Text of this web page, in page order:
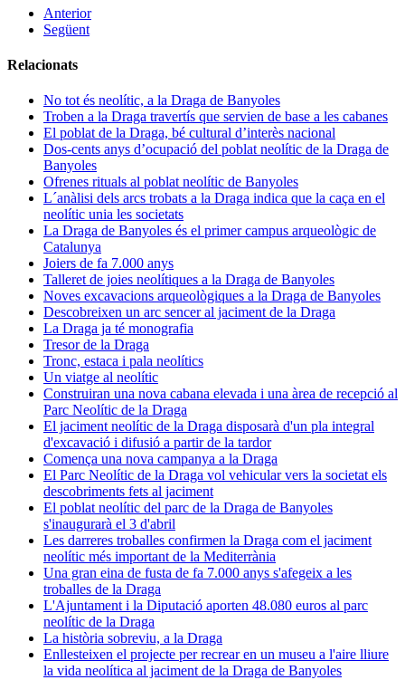
Anterior
Següent
Relacionats
No tot és neolític, a la Draga de Banyoles
Troben a la Draga travertís que servien de base a les cabanes
El poblat de la Draga, bé cultural d’interès nacional
Dos-cents anys d’ocupació del poblat neolític de la Draga de
Banyoles
Ofrenes rituals al poblat neolític de Banyoles
L´anàlisi dels arcs trobats a la Draga indica que la caça en el
neolític unia les societats
La Draga de Banyoles és el primer campus arqueològic de
Catalunya
Joiers de fa 7.000 anys
Talleret de joies neolítiques a la Draga de Banyoles
Noves excavacions arqueològiques a la Draga de Banyoles
Descobreixen un arc sencer al jaciment de la Draga
La Draga ja té monografia
Tresor de la Draga
Tronc, estaca i pala neolítics
Un viatge al neolític
Construiran una nova cabana elevada i una àrea de recepció al
Parc Neolític de la Draga
El jaciment neolític de la Draga disposarà d'un pla integral
d'excavació i difusió a partir de la tardor
Comença una nova campanya a la Draga
El Parc Neolític de la Draga vol vehicular vers la societat els
descobriments fets al jaciment
El poblat neolític del parc de la Draga de Banyoles
s'inaugurarà el 3 d'abril
Les darreres troballes confirmen la Draga com el jaciment
neolític més important de la Mediterrània
Una gran eina de fusta de fa 7.000 anys s'afegeix a les
troballes de la Draga
L'Ajuntament i la Diputació aporten 48.080 euros al parc
neolític de la Draga
La història sobreviu, a la Draga
Enllesteixen el projecte per recrear en un museu a l'aire lliure
la vida neolítica al jaciment de la Draga de Banyoles